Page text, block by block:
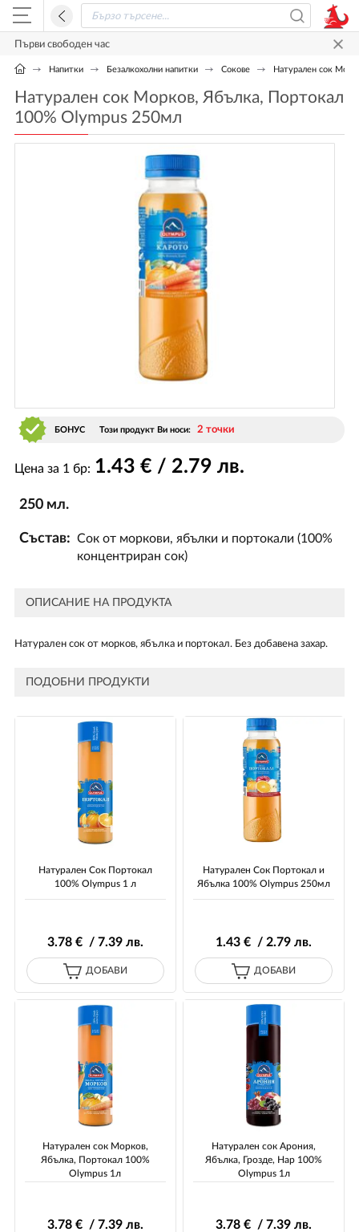
Първи свободен час
Напитки Безалкохолни напитки Сокове Натурален сок
Натурален сок Морков, Ябълка, Портокал
100% Olympus 250мл
БОНУС Този продукт Ви носи: 2 точки
Цена за 1 бр: 1.43 € / 2.79 лв.
250 мл.
Състав: Сок от моркови, ябълки и портокали (100%
концентриран сок)
ОПИСАНИЕ НА ПРОДУКТА
Натурален сок от морков, ябълка и портокал. Без добавена захар.
ПОДОБНИ ПРОДУКТИ
Натурален Сок Портокал
100% Olympus 1 л
3.78€ / 7.39лв.
ДОБАВИ
Натурален Сок Портокал и
Ябълка 100% Olympus 250мл
1.43 € / 2.79 лв.
ДОБАВИ
Натурален сок Морков,
Ябълка, Портокал 100%
Olympus 1л
3.78€ / 7.39лв.
Натурален сок Арония,
Ябълка, Грозде, Нар 100%
Olympus 1л
3.78 € / 7.39 лв.